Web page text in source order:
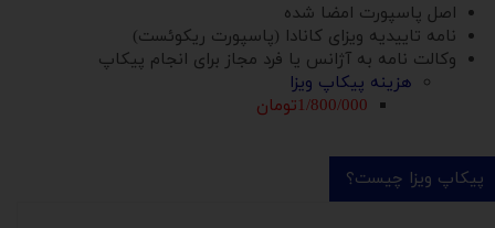
اصل پاسپورت امضا شده
نامه تاییدیه ویزای کانادا (پاسپورت ریکوئست)
وکالت نامه به آژانس یا فرد مجاز برای انجام پیکاپ
هزینه پیکاپ ویزا
1/800/000تومان
پیکاپ ویزا چیست؟